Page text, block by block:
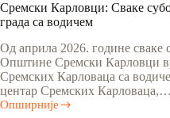
Сремски Карловци: Сваке
града са водичем
Од априла 2026. године сваке
Општине Сремски Карловци
Сремских Карловаца са
центар Сремских Карловаца,…
Опширније
Сремски